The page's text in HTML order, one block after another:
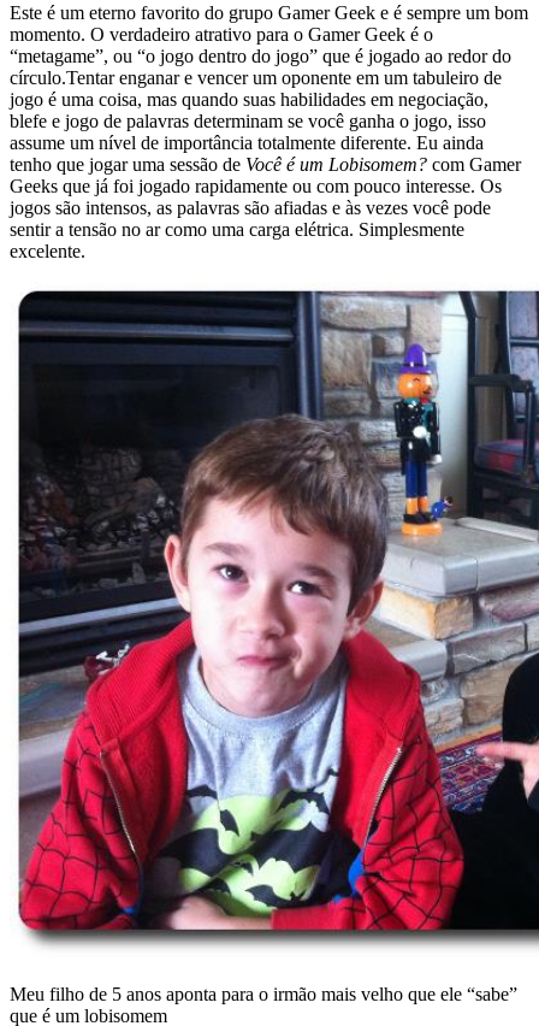
Este é um eterno favorito do grupo Gamer Geek e é sempre um bom
momento. O verdadeiro atrativo para o Gamer Geek é o
“metagame”, ou “o jogo dentro do jogo” que é jogado ao redor do
círculo.Tentar enganar e vencer um oponente em um tabuleiro de
jogo é uma coisa, mas quando suas habilidades em negociação,
blefe e jogo de palavras determinam se você ganha o jogo, isso
assume um nível de importância totalmente diferente. Eu ainda
tenho que jogar uma sessão de Você é um Lobisomem? com Gamer
Geeks que já foi jogado rapidamente ou com pouco interesse. Os
jogos são intensos, as palavras são afiadas e às vezes você pode
sentir a tensão no ar como uma carga elétrica. Simplesmente
excelente.
Meu filho de 5 anos aponta para o irmão mais velho que ele “sabe”
que é um lobisomem